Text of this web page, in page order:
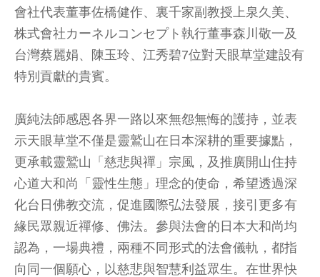
會社代表董事佐橋健作、裏千家副教授上泉久美、
株式會社カーネルコンセプト執行董事森川敬一及
台灣蔡麗娟、陳玉玲、江秀碧7位對天眼草堂建設有
特別貢獻的貴賓。
廣純法師感恩各界一路以來無怨無悔的護持，並表
示天眼草堂不僅是靈鷲山在日本深耕的重要據點，
更承載靈鷲山「慈悲與禪」宗風，及推廣開山住持
心道大和尚「靈性生態」理念的使命，希望透過深
化台日佛教交流，促進國際弘法發展，接引更多有
緣民眾親近禪修、佛法。參與法會的日本大和尚均
認為，一場典禮，兩種不同形式的法會儀軌，都指
向同一個願心，以慈悲與智慧利益眾生。在世界快